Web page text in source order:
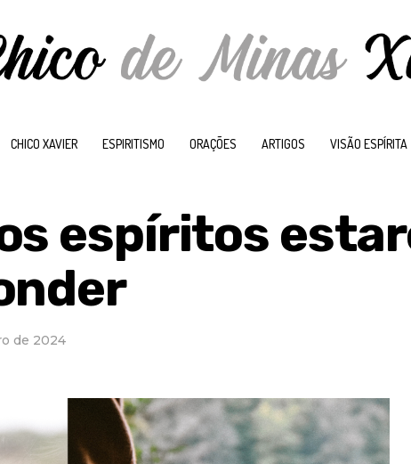
CHICO XAVIER ESPIRITISMO ORAÇÕES ARTIGOS VISÃO ESPÍRITA
espíritos
de 2024